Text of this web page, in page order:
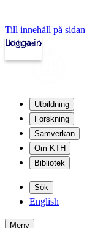
Till innehåll på sidan
kth.se
Logga in
Utbildning
Forskning
Samverkan
Om KTH
Bibliotek
Sök
English
Meny